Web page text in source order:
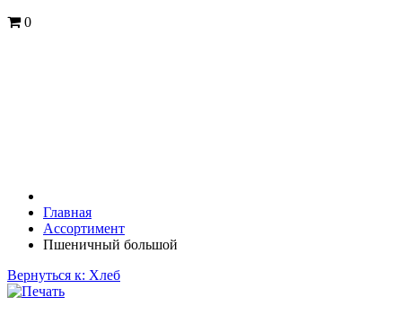
0
Главная
Ассортимент
Пшеничный большой
Вернуться к: Хлеб